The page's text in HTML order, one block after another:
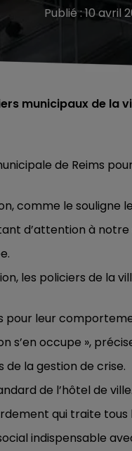
LE
Publié : 10 avril
municipaux de la
de Reims
comme le souligne
d’attention à notre
les policiers de la
pour leur
s’en occupe »,
la gestion de crise.
de l’hôtel de ville.
qui traite
indispensable